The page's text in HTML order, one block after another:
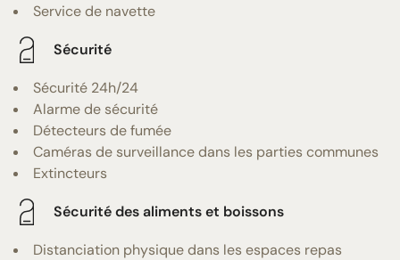
Service de navette
Sécurité
Sécurité 24h/24
Alarme de sécurité
Détecteurs de fumée
Caméras de surveillance dans les parties communes
Extincteurs
Sécurité des aliments et boissons
Distanciation physique dans les espaces repas